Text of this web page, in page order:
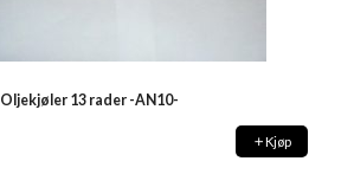
Oljekjøler 13 rader -AN10-
Kjøp